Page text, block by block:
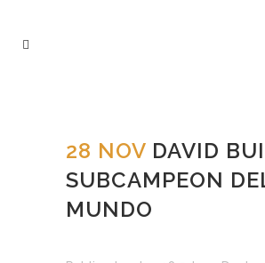
28 NOV DAVID
SUBCAMPEON
MUNDO